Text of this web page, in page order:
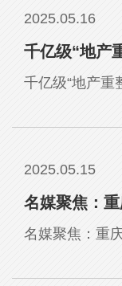
2025.05.16
千亿级“地产
千亿级“地产重
2025.05.15
名媒聚焦：
名媒聚焦：重